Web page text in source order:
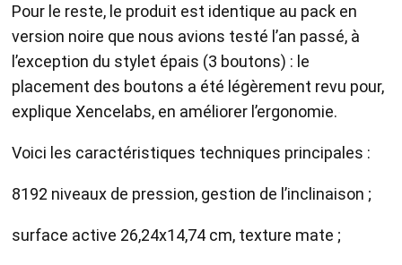
Pour le reste, le produit est identique au pack en
version noire que nous avions testé l’an passé, à
l’exception du stylet épais (3 boutons) : le
placement des boutons a été légèrement revu pour,
explique Xencelabs, en améliorer l’ergonomie.
Voici les caractéristiques techniques principales :
8192 niveaux de pression, gestion de l’inclinaison ;
surface active 26,24ⅹ14,74 cm, texture mate ;